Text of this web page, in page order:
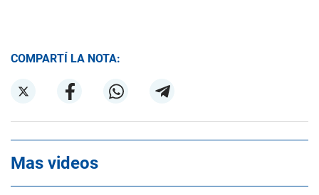
COMPARTÍ LA NOTA:
Mas videos